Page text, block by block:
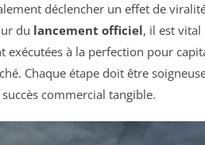
déclencher un effet de
du lancement officiel, il est vital
exécutées à la perfection pour
Chaque étape doit être
commercial tangible.